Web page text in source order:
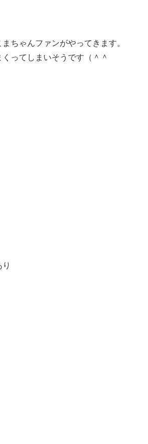
ちゃんファンがやってきます。
ってしまいそうです（＾＾